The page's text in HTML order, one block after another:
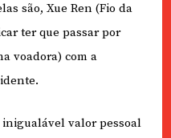
são, Xue Ren (Fio da
ter que passar por
voadora) com a
inigualável valor pessoal